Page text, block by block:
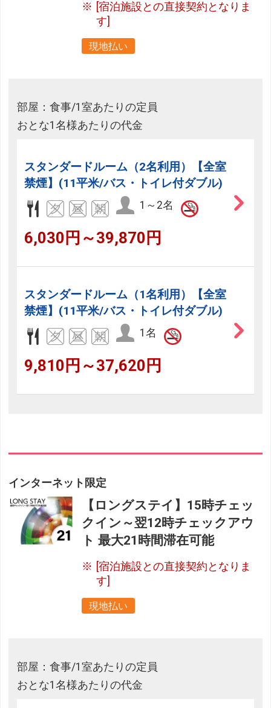
[宿泊施設との直接契約となりま
す]
現地払い
部屋：食事/1室あたりの定員
おとな1名様あたりの代金
スタンダードルーム（2名利用）【全室
禁煙】(11平米/バス・トイレ付ダブル)
1～2名
6,030円～39,870円
スタンダードルーム（1名利用）【全室
禁煙】(11平米/バス・トイレ付ダブル)
1名
9,810円～37,620円
インターネット限定
【ロングステイ】15時チェッ
クイン～翌12時チェックアウ
ト 最大21時間滞在可能
[宿泊施設との直接契約となりま
す]
現地払い
部屋：食事/1室あたりの定員
おとな1名様あたりの代金